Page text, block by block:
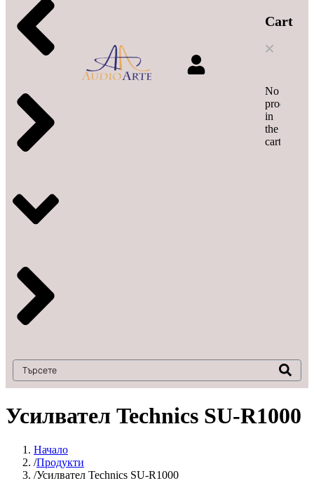
Cart
No
products
in
the
cart.
Усилвател Technics SU-R1000
Начало
Продукти
Усилвател Technics SU-R1000